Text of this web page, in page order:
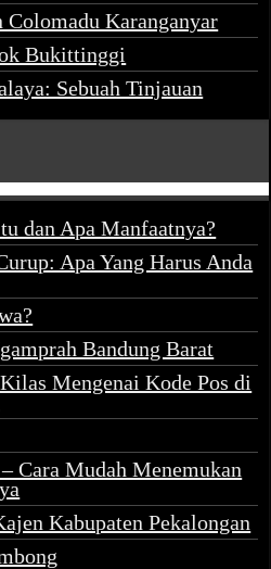
Karanganyar
Bukittinggi
Sebuah Tinjauan
dan Apa Manfaatnya?
Apa Yang Harus Anda
Bandung Barat
Mengenai Kode Pos di
Cara Mudah Menemukan
Kabupaten Pekalongan